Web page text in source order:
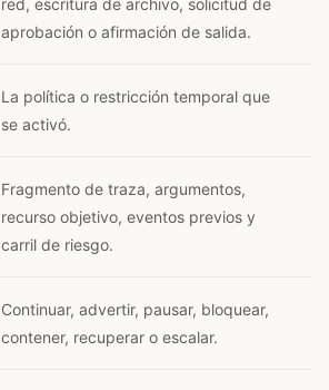
red, escritura de archivo, solicitud de
aprobación o afirmación de salida.
La política o restricción temporal que
se activó.
Fragmento de traza, argumentos,
recurso objetivo, eventos previos y
carril de riesgo.
Continuar, advertir, pausar, bloquear,
contener, recuperar o escalar.